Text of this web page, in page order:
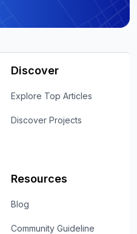
Discover
Explore Top Articles
Discover Projects
Resources
Blog
Community Guideline